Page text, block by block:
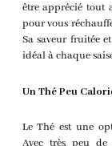
être apprécié tout
pour vous
Sa saveur fruitée
idéal à chaque
Un Thé Peu
Le Thé est une